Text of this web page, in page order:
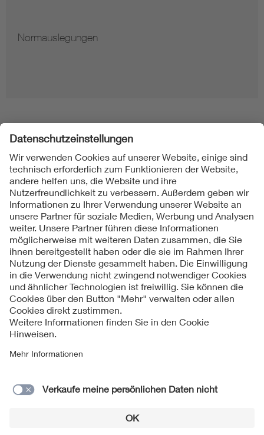
Hinweise zur Vervielfältigung von Normen
Folgen Sie uns
Kontakt
Impressum
Datenschutzinformationen
Cookie Hinweise
Compliance
Jahresarchiv
© 2026 VDE Verband der Elektrotechnik Elektronik